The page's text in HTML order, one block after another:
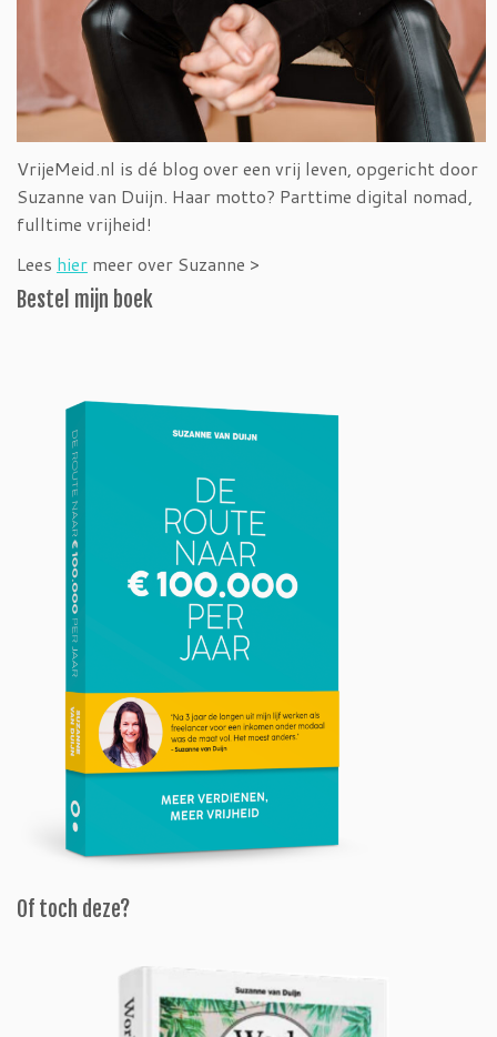
VrijeMeid.nl is dé blog over een vrij leven, opgericht door
Suzanne van Duijn. Haar motto? Parttime digital nomad,
fulltime vrijheid!
Lees hier meer over Suzanne >
Bestel mijn boek
Of toch deze?